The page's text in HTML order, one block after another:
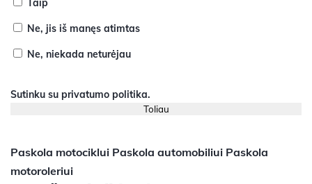
Taip
Ne, jis iš manęs atimtas
Ne, niekada neturėjau
Sutinku su privatumo politika.
Paskola motociklui Paskola automobiliui Paskola
motoroleriui